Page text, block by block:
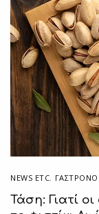
NEWS ETC.
Τάση: Γιατί